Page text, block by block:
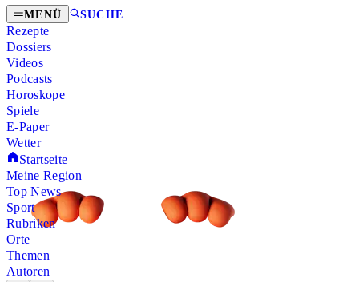
MENÜ SUCHE
Rezepte
Dossiers
Videos
Podcasts
Horoskope
Spiele
E-Paper
Wetter
Startseite
Meine Region
Top News
Sport
Rubriken
Orte
Themen
Autoren